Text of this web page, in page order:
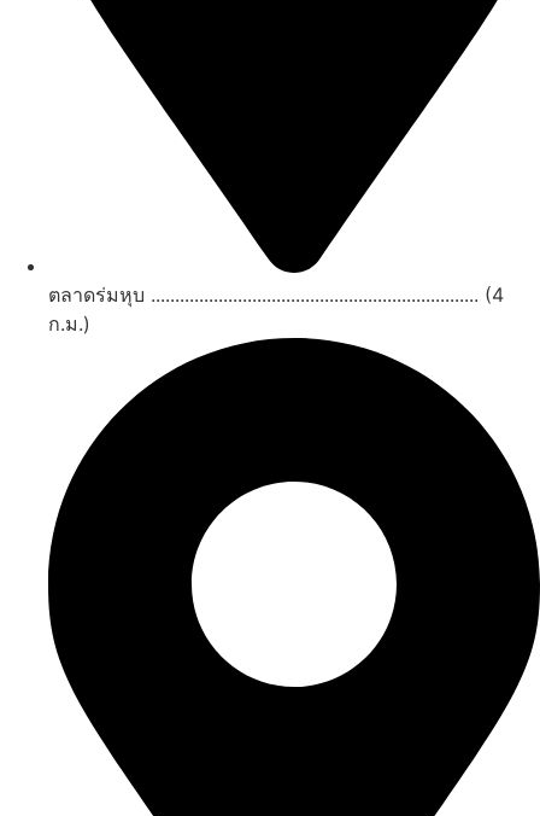
ตลาดร่มหุบ .................................................................... (4
ก.ม.)